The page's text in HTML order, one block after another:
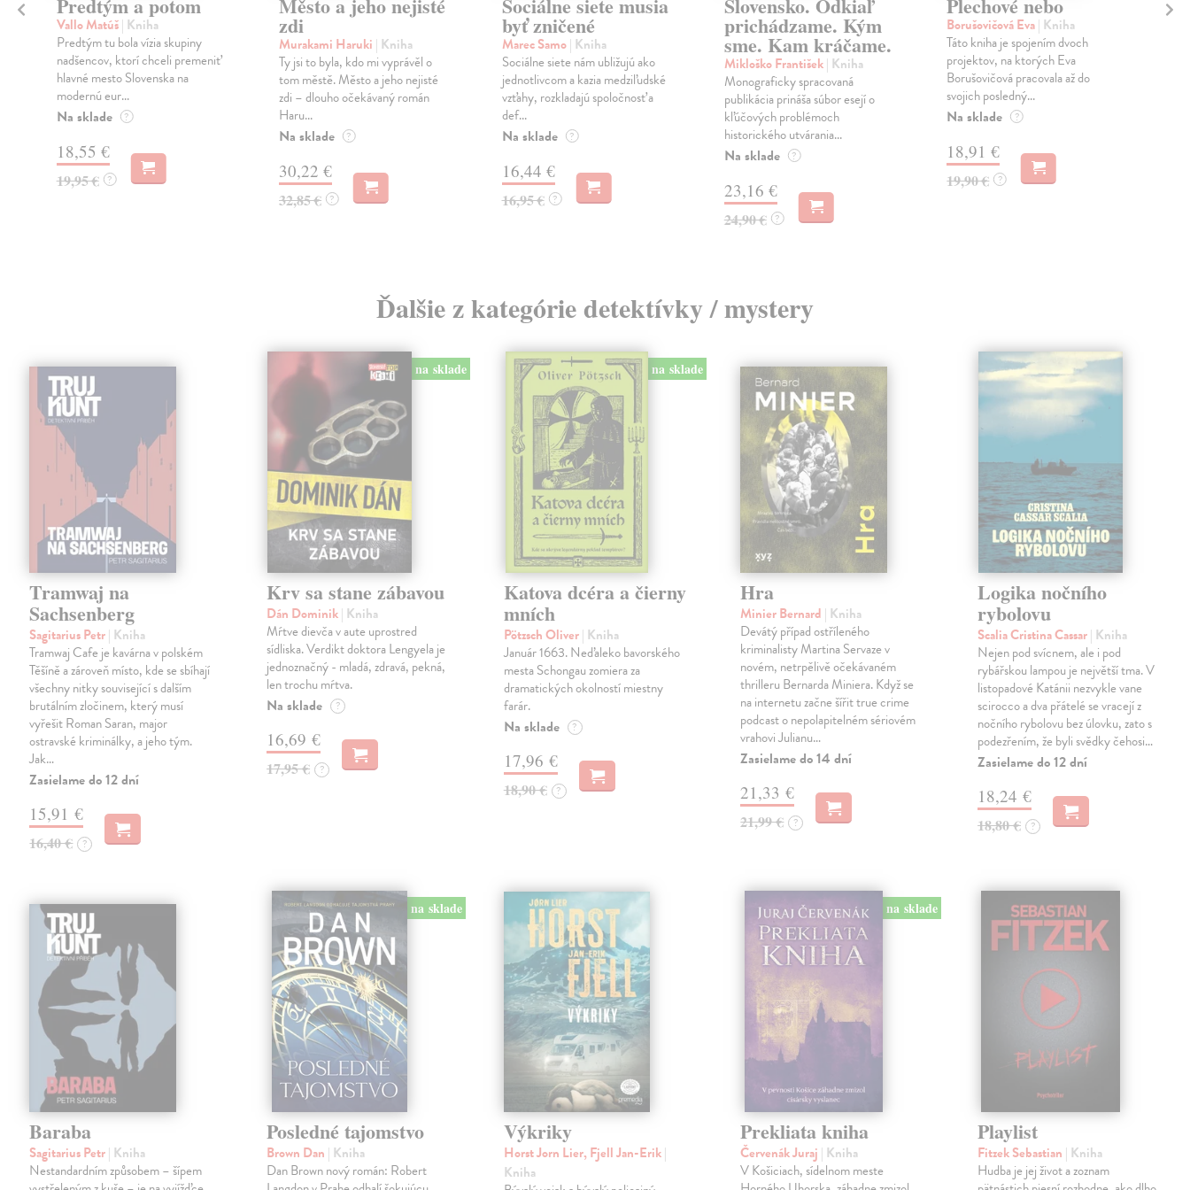
Predtým a potom
Vallo Matúš| Kniha
Predtým tu bola vízia skupiny
nadšencov, ktorí chceli premeniť
hlavné mesto Slovenska na
modernú eur...
Na sklade ?
18,55 €
19,95 € ?
Město a jeho nejisté
zdi
Murakami Haruki | Kniha
Ty jsi to byla, kdo mi vyprávěl o
tom městě. Město a jeho nejisté
zdi – dlouho očekávaný román
Haru...
Na sklade ?
30,22 €
32,85 € ?
Sociálne siete musia
byť zničené
Marec Samo| Kniha
Sociálne siete nám ubližujú ako
jednotlivcom a kazia medziľudské
vzťahy, rozkladajú spoločnosť a
def...
Na sklade ?
16,44 €
16,95 € ?
Slovensko. Odkiaľ
prichádzame. Kým
sme. Kam kráčame.
Mikloško František| Kniha
Monograficky spracovaná
publikácia prináša súbor esejí o
kľúčových problémoch
historického utvárania...
Na sklade ?
23,16 €
24,90 € ?
Plechové nebo
Borušovičová Eva| Kniha
Táto kniha je spojením dvoch
projektov, na ktorých Eva
Borušovičová pracovala až do
svojich posledný...
Na sklade ?
18,91 €
19,90 € ?
Ďalšie z kategórie detektívky / mystery
Tramwaj na
Sachsenberg
Sagitarius Petr| Kniha
Tramwaj Cafe je kavárna v polském
Těšíně a zároveň místo, kde se sbíhají
všechny nitky související s dalším
brutálním zločinem, který musí
vyřešit Roman Saran, major
ostravské kriminálky, a jeho tým.
Jak…
Zasielame do 12 dní
15,91 €
16,40 € ?
na sklade
Krv sa stane zábavou
Dán Dominik| Kniha
Mŕtve dievča v aute uprostred
sídliska. Verdikt doktora Lengyela je
jednoznačný - mladá, zdravá, pekná,
len trochu mŕtva.
Na sklade ?
16,69 €
17,95 € ?
na sklade
Katova dcéra a čierny
mních
Pötzsch Oliver| Kniha
Január 1663. Neďaleko bavorského
mesta Schongau zomiera za
dramatických okolností miestny
farár.
Na sklade ?
17,96 €
18,90 € ?
Hra
Minier Bernard | Kniha
Devátý případ ostříleného
kriminalisty Martina Servaze v
novém, netrpělivě očekávaném
thrilleru Bernarda Miniera. Když se
na internetu začne šířit true crime
podcast o nepolapitelném sériovém
vrahovi Julianu…
Zasielame do 14 dní
21,33 €
21,99 € ?
Logika nočního
rybolovu
Scalia Cristina Cassar| Kniha
Nejen pod svícnem, ale i pod
rybářskou lampou je největší tma. V
listopadové Katánii nezvykle vane
scirocco a dva přátelé se vracejí z
nočního rybolovu bez úlovku, zato s
podezřením, že byli svědky čehosi…
Zasielame do 12 dní
18,24 €
18,80 € ?
Baraba
Sagitarius Petr| Kniha
Nestandardním způsobem – šípem
na sklade
Posledné tajomstvo
Brown Dan | Kniha
Dan Brown nový román: Robert
Výkriky
Horst Jorn Lier, Fjell Jan-Erik|
Kniha
na sklade
Prekliata kniha
Červenák Juraj | Kniha
V Košiciach, sídelnom meste
Playlist
Fitzek Sebastian | Kniha
Hudba je jej život a zoznam